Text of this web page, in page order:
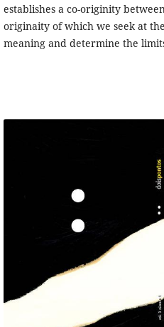
establishes a co-originity
originaity of which we seek at
meaning and determine the